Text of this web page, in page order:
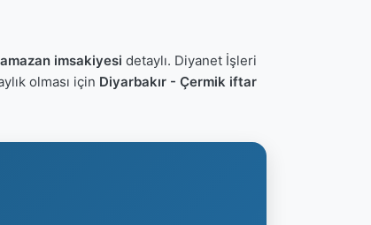
imsakiyesi detaylı. Diyanet İşleri
olması için Diyarbakır - Çermik iftar